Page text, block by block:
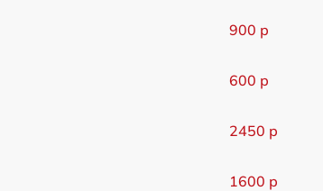
900 р
600 р
2450 р
1600 р